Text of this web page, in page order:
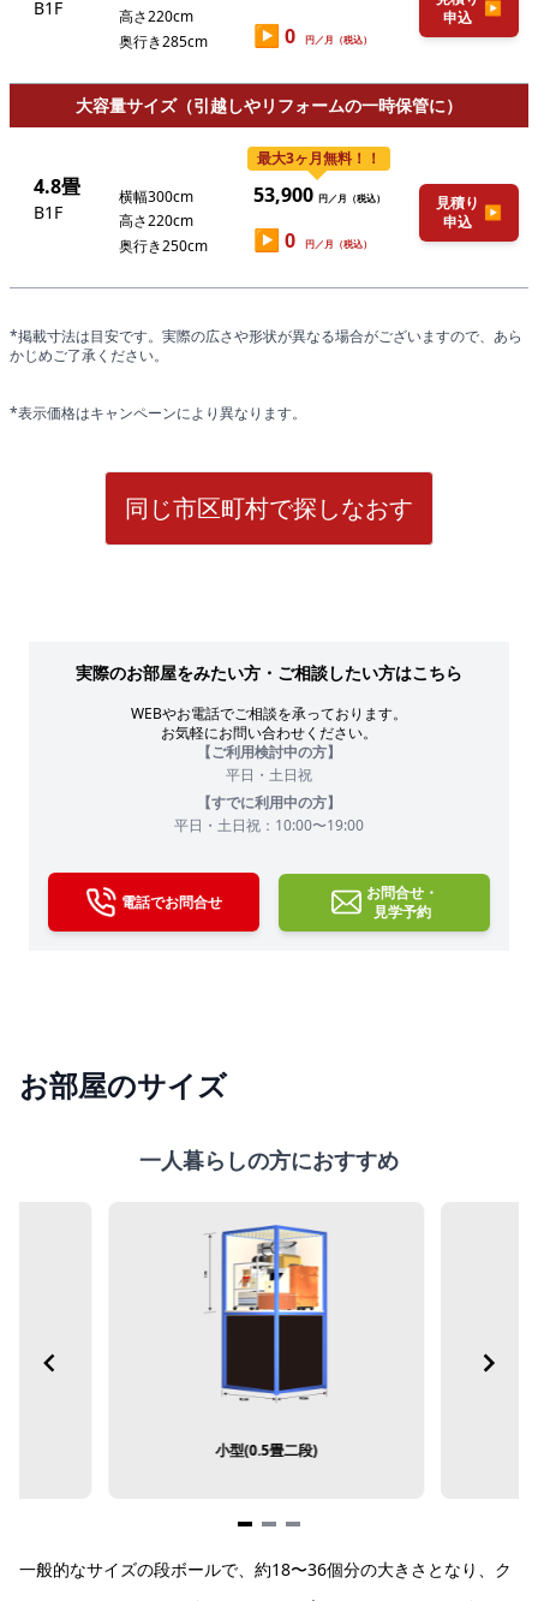
B1F
高さ220cm
奥行き285cm
▶ 0 円／月（税込）
申込
▶
大容量サイズ（引越しやリフォームの一時保管に）
4.8畳
B1F
横幅300cm
高さ220cm
奥行き250cm
最大3ヶ月無料！！
53,900 円／月（税込）
▶ 0 円／月（税込）
見積り
申込
▶
*掲載寸法は目安です。実際の広さや形状が異なる場合がございますので、あら
かじめご了承ください。
*表示価格はキャンペーンにより異なります。
同じ市区町村で探しなおす
実際のお部屋をみたい方・ご相談したい方はこちら
WEBやお電話でご相談を承っております。
お気軽にお問い合わせください。
【ご利用検討中の方】
平日・土日祝
【すでに利用中の方】
平日・土日祝：10:00〜19:00
電話でお問合せ
お問合せ・
見学予約
お部屋のサイズ
一人暮らしの方におすすめ
小型(0.5畳二段)
1
一般的なサイズの段ボールで、約18〜36個分の大きさとなり、ク